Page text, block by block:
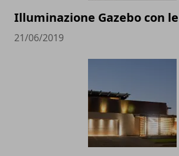
Illuminazione Gazebo con le
21/06/2019